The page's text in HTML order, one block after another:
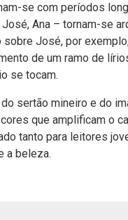
se com períodos
Ana – tornam-se
sobre José, por
de um ramo de
se tocam.
sertão mineiro e do
que amplificam o
tanto para leitores
a beleza.